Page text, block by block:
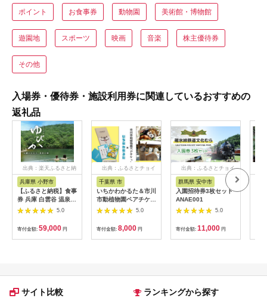
ポイント お食事券 動物園 美術館・博物館
遊園地 スポーツ 映画 音楽 株主優待券
その他
入場券・優待券・施設利用券に関連しているおすすめの
返礼品
出典：楽天ふるさと納
兵庫県 小野市
【ふるさと納税】食事
券 兵庫 白雲谷 温泉
ゆぴか 入浴券 10枚＋
お食事券 (1,000円)
10枚 セット 旅行 旅
温泉旅行 スパ サウナ
岩盤浴 マッサージ エ
トラン 健康 美容 兵庫
5.0
寄付金額: 59,000 円
出典：ふるさとチョイ
千葉県 市
いちかわかるた＆市川
市動植物園ペアチケッ
ト 【12203-0196】
5.0
寄付金額: 8,000 円
出典：ふるさとチョイ
群馬県 安中市
入園招待券3枚セット
ANAE001
5.0
寄付金額: 11,000 円
サイト比較 ランキングから探す